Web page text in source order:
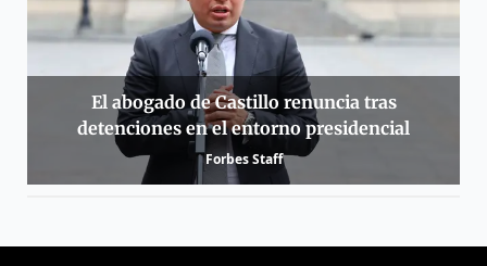
El abogado de Castillo renuncia tras
detenciones en el entorno presidencial
Forbes Staff